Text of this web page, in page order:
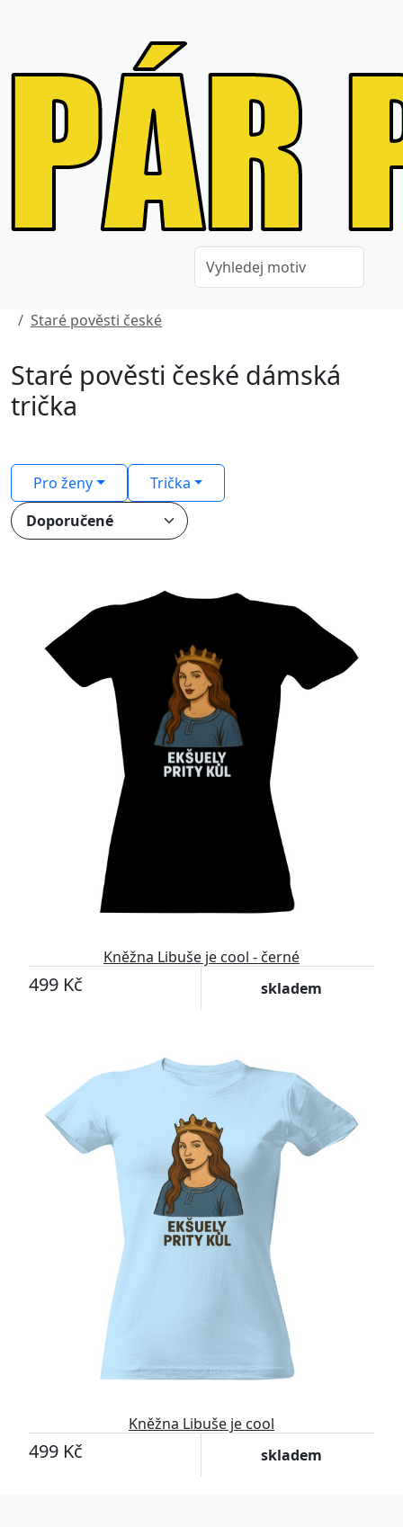
Staré pověsti české
Staré pověsti české dámská
trička
Pro ženy Trička
Kněžna Libuše je cool - černé
499 Kč skladem
Kněžna Libuše je cool
499 Kč skladem